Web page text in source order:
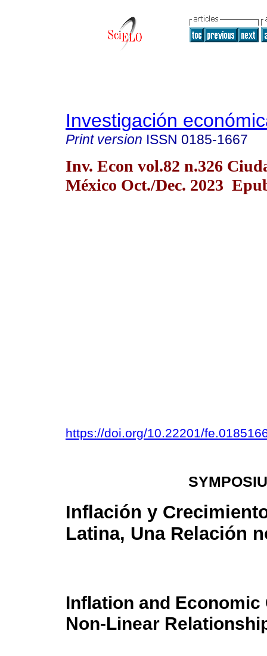
Investigación
Print version ISSN 0185-1667
Inv. Econ vol.82 n.326
México Oct./Dec. 2023
https://doi.org/10.22201/
Inflación y
Latina, Una Relación
Inflation and
Non-Linear